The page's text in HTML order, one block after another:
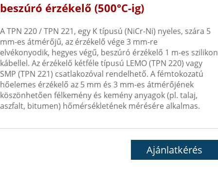
beszúró érzékelő (500°C-ig)
A TPN 220 / TPN 221, egy K típusú (NiCr-Ni) nyeles, szára 5
mm-es átmérőjű, az érzékelő vége 3 mm-re
elvékonyodik, hegyes végű, beszúró érzékelő 1 m-es szilikon
kábellel. Az érzékelő kétféle típusú LEMO (TPN 220) vagy
SMP (TPN 221) csatlakozóval rendelhető. A fémtokozatú
hőelemes érzékelő az 5 mm és 3 mm-es átmérőjének
köszönhetően félkemény és kemény anyagok (pl. talaj,
aszfalt, bitumen) hőmérsékletének mérésére alkalmas.
Ajánlatkérés